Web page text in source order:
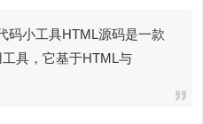
码小工具HTML源码是一款
具，它基于HTML与